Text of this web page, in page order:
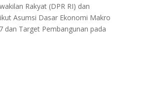
Rakyat (DPR RI) dan
Asumsi Dasar Ekonomi Makro
dan Target Pembangunan pada